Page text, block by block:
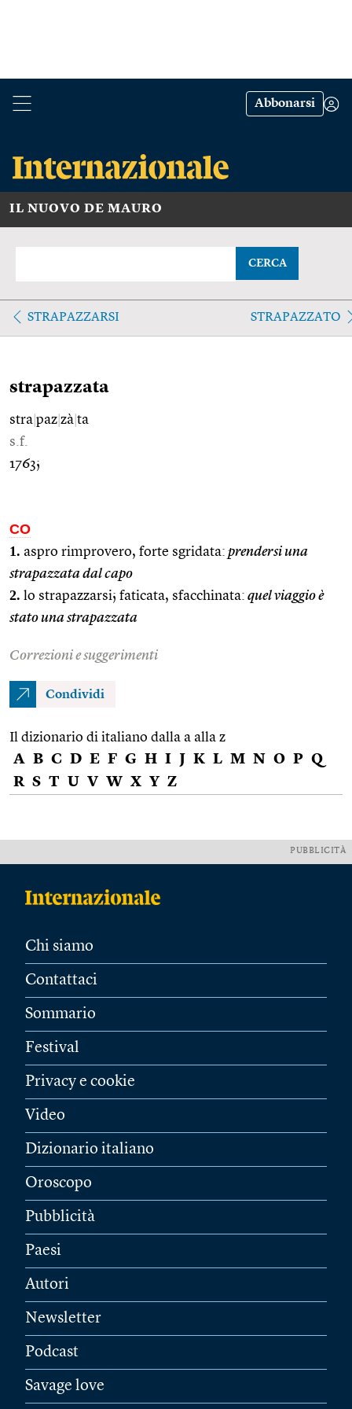
Abbonarsi
IL NUOVO DE MAURO
CERCA
STRAPAZZARSI STRAPAZZATO
strapazzata
stra paz zà ta
s.f.
1763;
CO
1. aspro rimprovero, forte sgridata: prendersi una
strapazzata dal capo
2. lo strapazzarsi; faticata, sfacchinata: quel viaggio è
stato una strapazzata
Correzioni e suggerimenti
Condividi
Il dizionario di italiano dalla a alla z
A B C D E F G H I J K L M N O P Q
R S T U V W X Y Z
PUBBLICITÀ
Chi siamo
Contattaci
Sommario
Festival
Privacy e cookie
Video
Dizionario italiano
Oroscopo
Pubblicità
Paesi
Autori
Newsletter
Podcast
Savage love